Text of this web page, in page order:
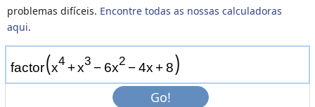
problemas difíceis. Encontre todas as nossas calculadoras
aqui.
factor(x4 +x3 − 6x2 − 4x +8)
Go!